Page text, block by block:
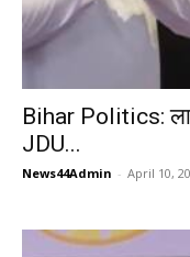
Bihar Politics:
JDU...
News44Admin - April 10,